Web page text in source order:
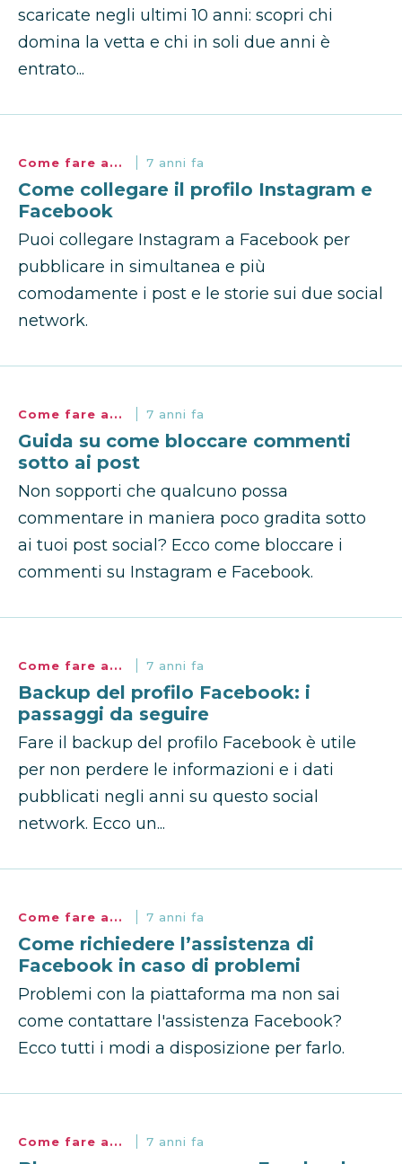
scaricate negli ultimi 10 anni: scopri chi
domina la vetta e chi in soli due anni è
entrato...
Come fare a... 7 anni fa
Come collegare il profilo Instagram e
Facebook
Puoi collegare Instagram a Facebook per
pubblicare in simultanea e più
comodamente i post e le storie sui due social
network.
Come fare a... 7 anni fa
Guida su come bloccare commenti
sotto ai post
Non sopporti che qualcuno possa
commentare in maniera poco gradita sotto
ai tuoi post social? Ecco come bloccare i
commenti su Instagram e Facebook.
Come fare a... 7 anni fa
Backup del profilo Facebook: i
passaggi da seguire
Fare il backup del profilo Facebook è utile
per non perdere le informazioni e i dati
pubblicati negli anni su questo social
network. Ecco un...
Come fare a... 7 anni fa
Come richiedere l’assistenza di
Facebook in caso di problemi
Problemi con la piattaforma ma non sai
come contattare l'assistenza Facebook?
Ecco tutti i modi a disposizione per farlo.
Come fare a... 7 anni fa